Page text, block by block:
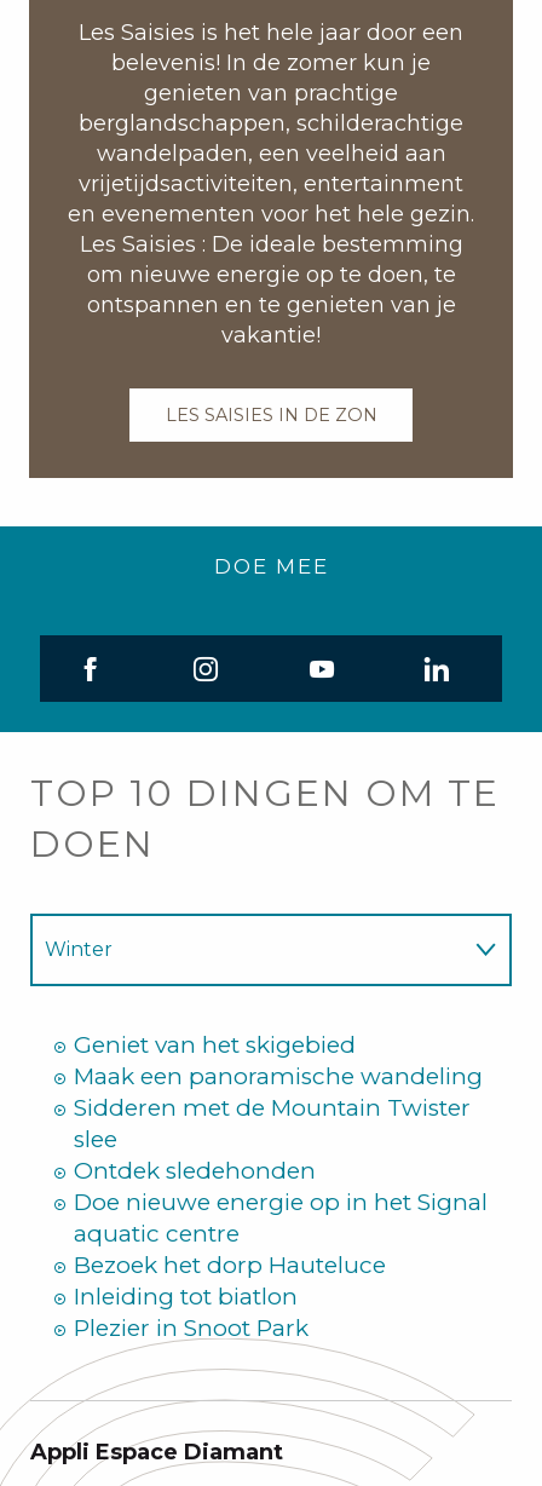
Les Saisies is het hele jaar door een
belevenis! In de zomer kun je
genieten van prachtige
berglandschappen, schilderachtige
wandelpaden, een veelheid aan
vrijetijdsactiviteiten, entertainment
en evenementen voor het hele gezin.
Les Saisies : De ideale bestemming
om nieuwe energie op te doen, te
ontspannen en te genieten van je
vakantie!
LES SAISIES IN DE ZON
DOE MEE
TOP 10 DINGEN OM TE
DOEN
Winter
Geniet van het skigebied
Maak een panoramische wandeling
Sidderen met de Mountain Twister
slee
Ontdek sledehonden
Doe nieuwe energie op in het Signal
aquatic centre
Bezoek het dorp Hauteluce
Inleiding tot biatlon
Plezier in Snoot Park
Appli Espace Diamant